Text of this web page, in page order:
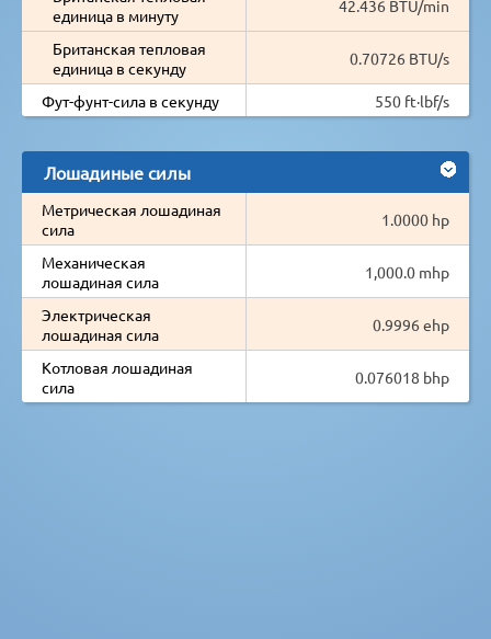
единица в минуту
42.436 BTU/min
Британская тепловая
единица в секунду
0.70726 BTU/s
Фут-фунт-сила в секунду 550 ft·lbf/s
Лошадиные силы
Метрическая лошадиная
сила
1.0000 hp
Механическая
лошадиная сила
1,000.0 mhp
Электрическая
лошадиная сила
0.9996 ehp
Котловая лошадиная
сила
0.076018 bhp